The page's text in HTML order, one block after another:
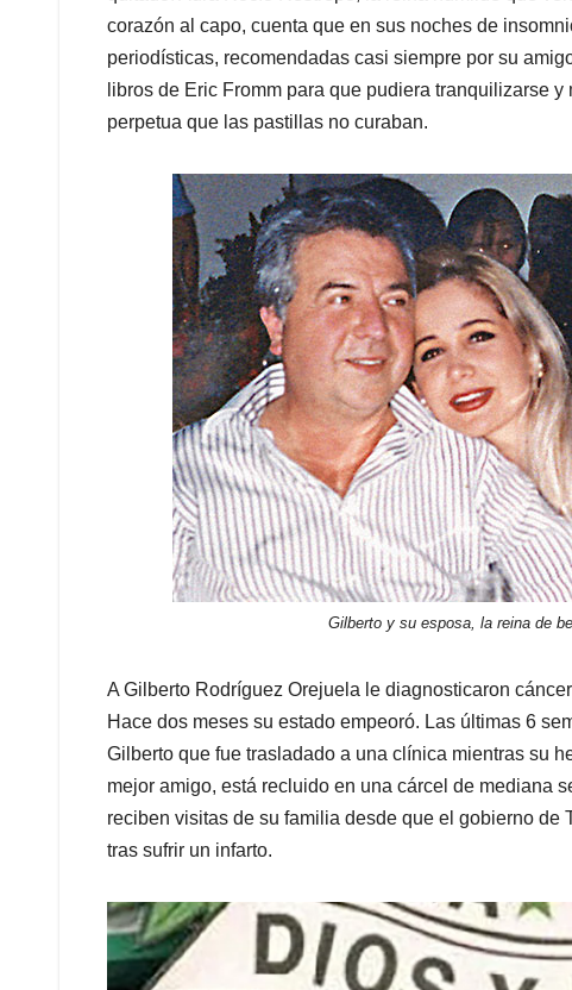
corazón al capo, cuenta que en sus noches de
periodísticas, recomendadas casi siempre por su
libros de Eric Fromm para que pudiera tranquilizarse
perpetua que las pastillas no curaban.
Gilberto y su esposa, la reina de
A Gilberto Rodríguez Orejuela le diagnosticaron
Hace dos meses su estado empeoró. Las últimas 6
Gilberto que fue trasladado a una clínica mientras su
mejor amigo, está recluido en una cárcel de mediana
reciben visitas de su familia desde que el gobierno de
tras sufrir un infarto.